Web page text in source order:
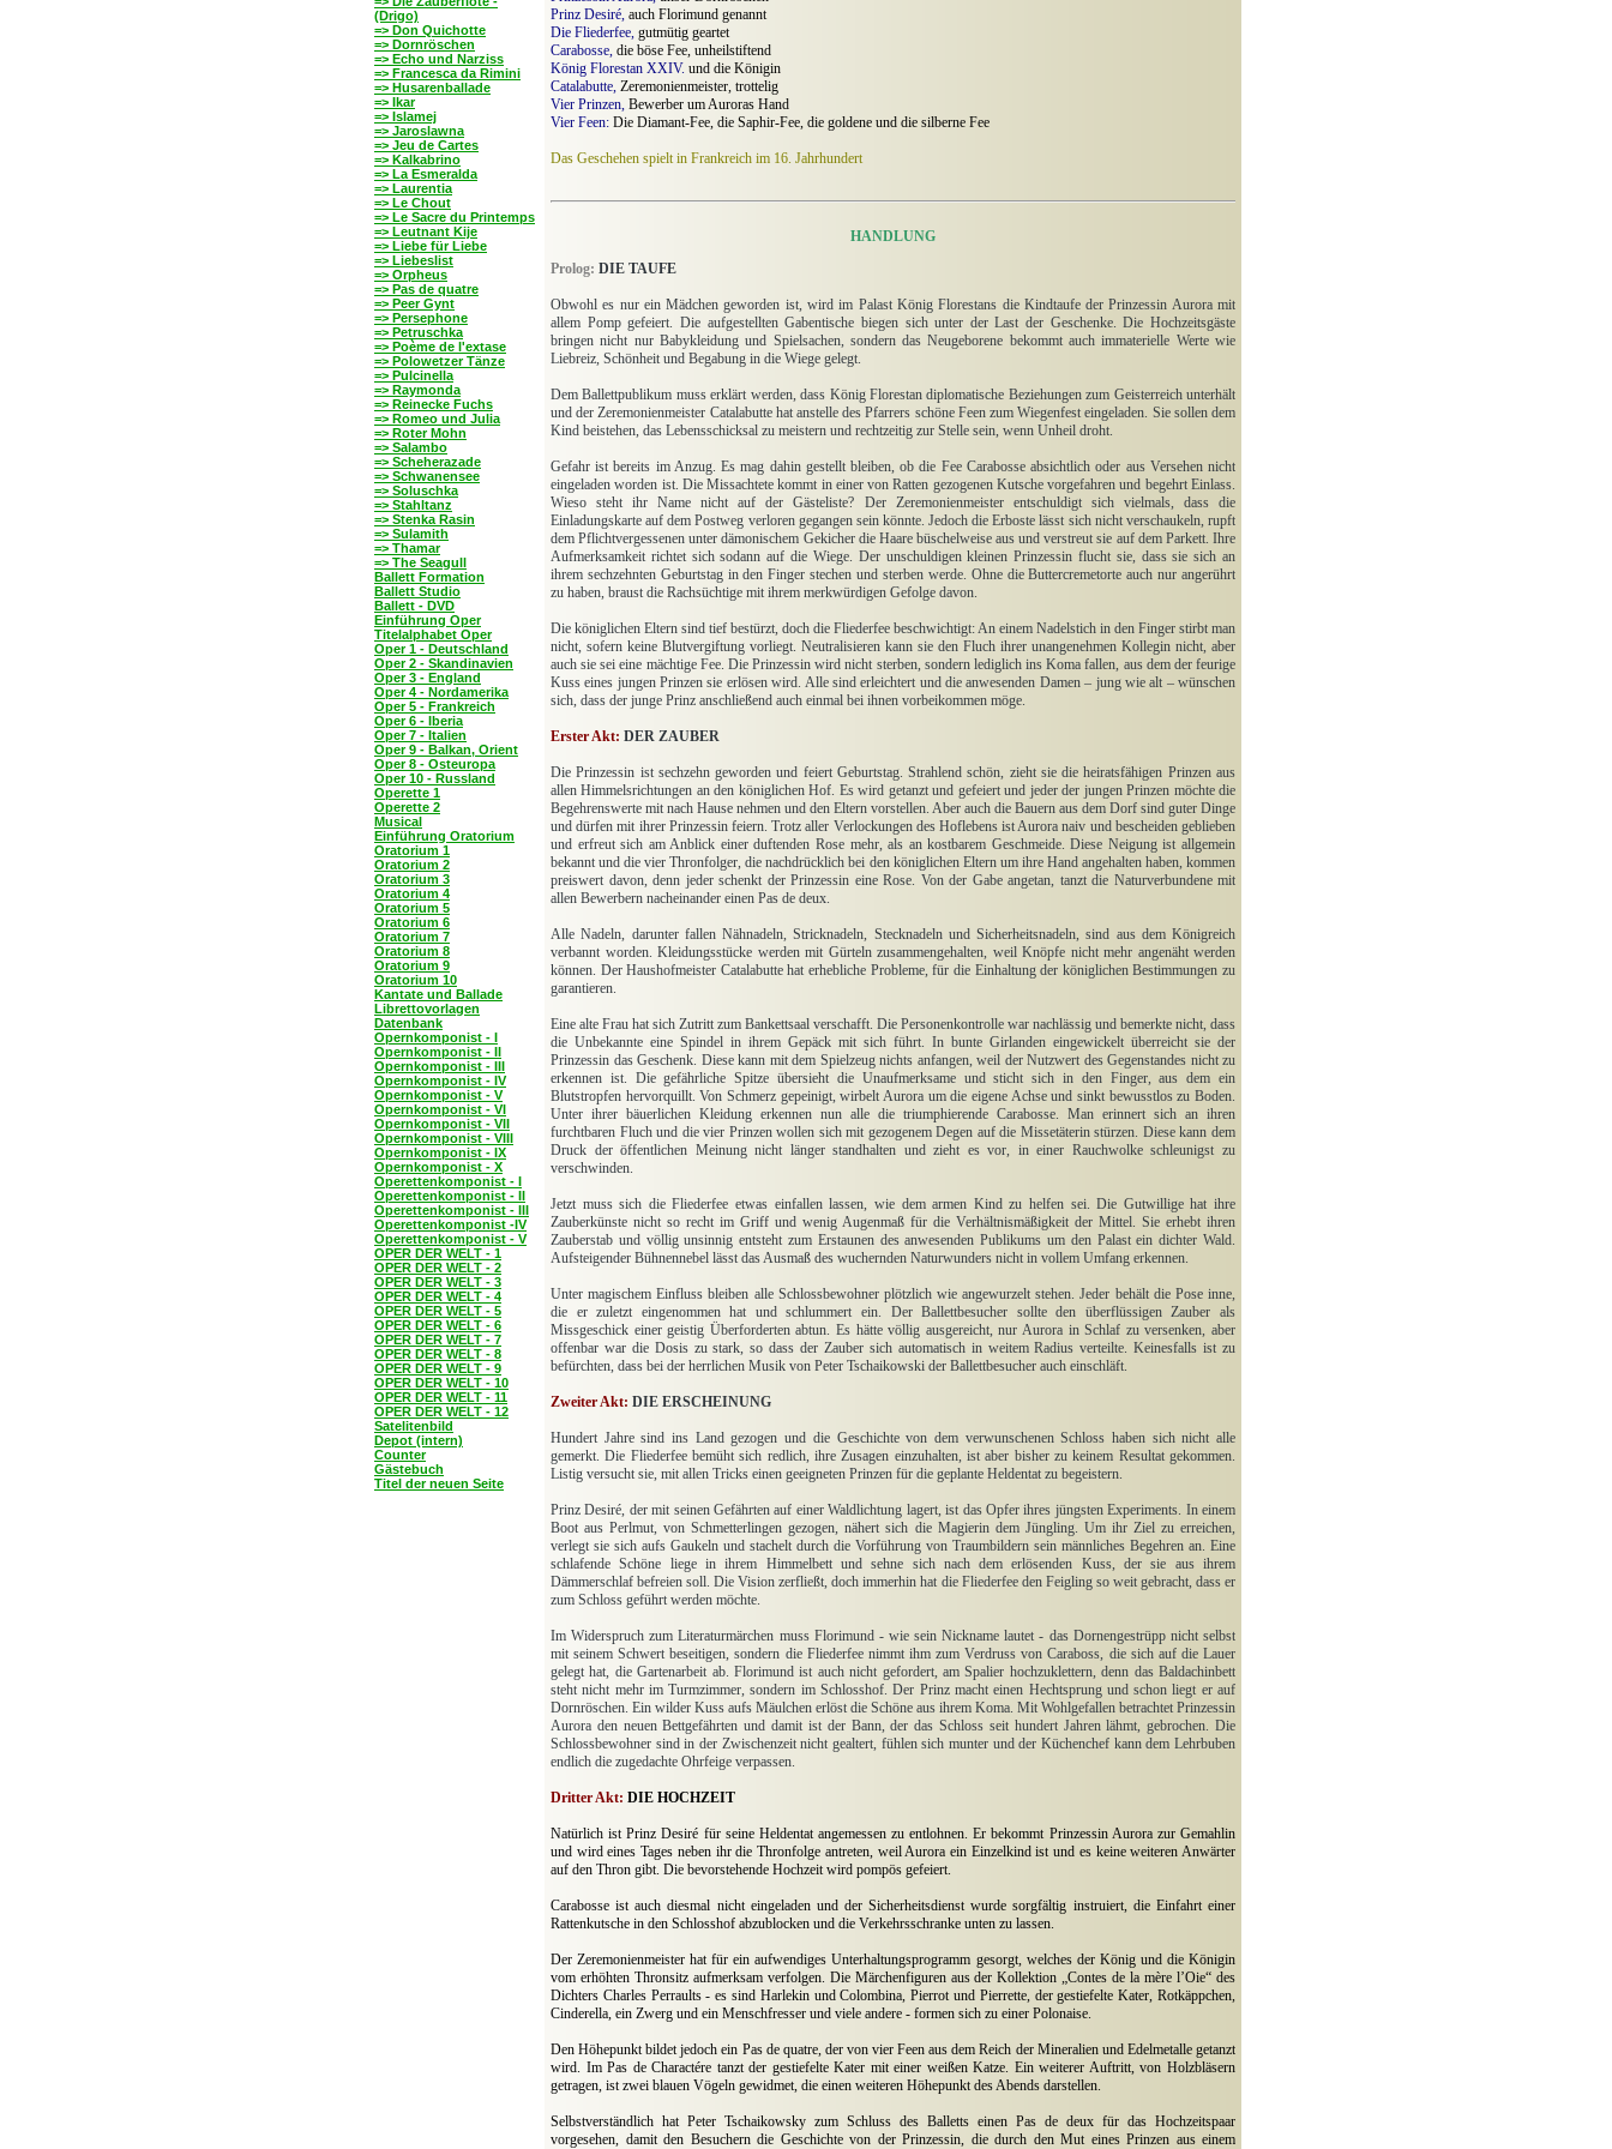
(Drigo)
=> Don Quichotte
=> Dornröschen
=> Echo und Narziss
=> Francesca da Rimini
=> Husarenballade
=> Ikar
=> Islamej
=> Jaroslawna
=> Jeu de Cartes
=> Kalkabrino
=> La Esmeralda
=> Laurentia
=> Le Chout
=> Le Sacre du Printemps
=> Leutnant Kije
=> Liebe für Liebe
=> Liebeslist
=> Orpheus
=> Pas de quatre
=> Peer Gynt
=> Persephone
=> Petruschka
=> Poème de l'extase
=> Polowetzer Tänze
=> Pulcinella
=> Raymonda
=> Reinecke Fuchs
=> Romeo und Julia
=> Roter Mohn
=> Salambo
=> Scheherazade
=> Schwanensee
=> Soluschka
=> Stahltanz
=> Stenka Rasin
=> Sulamith
=> Thamar
=> The Seagull
Ballett Formation
Ballett Studio
Ballett - DVD
Einführung Oper
Titelalphabet Oper
Oper 1 - Deutschland
Oper 2 - Skandinavien
Oper 3 - England
Oper 4 - Nordamerika
Oper 5 - Frankreich
Oper 6 - Iberia
Oper 7 - Italien
Oper 9 - Balkan, Orient
Oper 8 - Osteuropa
Oper 10 - Russland
Operette 1
Operette 2
Musical
Einführung Oratorium
Oratorium 1
Oratorium 2
Oratorium 3
Oratorium 4
Oratorium 5
Oratorium 6
Oratorium 7
Oratorium 8
Oratorium 9
Oratorium 10
Kantate und Ballade
Librettovorlagen
Datenbank
Opernkomponist - I
Opernkomponist - II
Opernkomponist - III
Opernkomponist - IV
Opernkomponist - V
Opernkomponist - VI
Opernkomponist - VII
Opernkomponist - VIII
Opernkomponist - IX
Opernkomponist - X
Operettenkomponist - I
Operettenkomponist - II
Operettenkomponist - III
Operettenkomponist -IV
Operettenkomponist - V
OPER DER WELT - 1
OPER DER WELT - 2
OPER DER WELT - 3
OPER DER WELT - 4
OPER DER WELT - 5
OPER DER WELT - 6
OPER DER WELT - 7
OPER DER WELT - 8
OPER DER WELT - 9
OPER DER WELT - 10
OPER DER WELT - 11
OPER DER WELT - 12
Satelitenbild
Depot (intern)
Counter
Gästebuch
Titel der neuen Seite
Prinz Desiré, auch Florimund genannt
Die Fliederfee, gutmütig geartet
Carabosse, die böse Fee, unheilstiftend
König Florestan XXIV. und die Königin
Catalabutte, Zeremonienmeister, trottelig
Vier Prinzen, Bewerber um Auroras Hand
Vier Feen: Die Diamant-Fee, die Saphir-Fee, die goldene und die silberne Fee
Das Geschehen spielt in Frankreich im 16. Jahrhundert
HANDLUNG
Prolog: DIE TAUFE
Obwohl es nur ein Mädchen geworden ist, wird im Palast König Florestans die Kindtaufe der Prinzessin Aurora mit
allem Pomp gefeiert. Die aufgestellten Gabentische biegen sich unter der Last der Geschenke. Die Hochzeitsgäste
bringen nicht nur Babykleidung und Spielsachen, sondern das Neugeborene bekommt auch immaterielle Werte wie
Liebreiz, Schönheit und Begabung in die Wiege gelegt.
Dem Ballettpublikum muss erklärt werden, dass König Florestan diplomatische Beziehungen zum Geisterreich unterhält
und der Zeremonienmeister Catalabutte hat anstelle des Pfarrers schöne Feen zum Wiegenfest eingeladen. Sie sollen dem
Kind beistehen, das Lebensschicksal zu meistern und rechtzeitig zur Stelle sein, wenn Unheil droht.
Gefahr ist bereits im Anzug. Es mag dahin gestellt bleiben, ob die Fee Carabosse absichtlich oder aus Versehen nicht
eingeladen worden ist. Die Missachtete kommt in einer von Ratten gezogenen Kutsche vorgefahren und begehrt Einlass.
Wieso steht ihr Name nicht auf der Gästeliste? Der Zeremonienmeister entschuldigt sich vielmals, dass die
Einladungskarte auf dem Postweg verloren gegangen sein könnte. Jedoch die Erboste lässt sich nicht verschaukeln, rupft
dem Pflichtvergessenen unter dämonischem Gekicher die Haare büschelweise aus und verstreut sie auf dem Parkett. Ihre
Aufmerksamkeit richtet sich sodann auf die Wiege. Der unschuldigen kleinen Prinzessin flucht sie, dass sie sich an
ihrem sechzehnten Geburtstag in den Finger stechen und sterben werde. Ohne die Buttercremetorte auch nur angerührt
zu haben, braust die Rachsüchtige mit ihrem merkwürdigen Gefolge davon.
Die königlichen Eltern sind tief bestürzt, doch die Fliederfee beschwichtigt: An einem Nadelstich in den Finger stirbt man
nicht, sofern keine Blutvergiftung vorliegt. Neutralisieren kann sie den Fluch ihrer unangenehmen Kollegin nicht, aber
auch sie sei eine mächtige Fee. Die Prinzessin wird nicht sterben, sondern lediglich ins Koma fallen, aus dem der feurige
Kuss eines jungen Prinzen sie erlösen wird. Alle sind erleichtert und die anwesenden Damen – jung wie alt – wünschen
sich, dass der junge Prinz anschließend auch einmal bei ihnen vorbeikommen möge.
Erster Akt: DER ZAUBER
Die Prinzessin ist sechzehn geworden und feiert Geburtstag. Strahlend schön, zieht sie die heiratsfähigen Prinzen aus
allen Himmelsrichtungen an den königlichen Hof. Es wird getanzt und gefeiert und jeder der jungen Prinzen möchte die
Begehrenswerte mit nach Hause nehmen und den Eltern vorstellen. Aber auch die Bauern aus dem Dorf sind guter Dinge
und dürfen mit ihrer Prinzessin feiern. Trotz aller Verlockungen des Hoflebens ist Aurora naiv und bescheiden geblieben
und erfreut sich am Anblick einer duftenden Rose mehr, als an kostbarem Geschmeide. Diese Neigung ist allgemein
bekannt und die vier Thronfolger, die nachdrücklich bei den königlichen Eltern um ihre Hand angehalten haben, kommen
preiswert davon, denn jeder schenkt der Prinzessin eine Rose. Von der Gabe angetan, tanzt die Naturverbundene mit
allen Bewerbern nacheinander einen Pas de deux.
Alle Nadeln, darunter fallen Nähnadeln, Stricknadeln, Stecknadeln und Sicherheitsnadeln, sind aus dem Königreich
verbannt worden. Kleidungsstücke werden mit Gürteln zusammengehalten, weil Knöpfe nicht mehr angenäht werden
können. Der Haushofmeister Catalabutte hat erhebliche Probleme, für die Einhaltung der königlichen Bestimmungen zu
garantieren.
Eine alte Frau hat sich Zutritt zum Bankettsaal verschafft. Die Personenkontrolle war nachlässig und bemerkte nicht, dass
die Unbekannte eine Spindel in ihrem Gepäck mit sich führt. In bunte Girlanden eingewickelt überreicht sie der
Prinzessin das Geschenk. Diese kann mit dem Spielzeug nichts anfangen, weil der Nutzwert des Gegenstandes nicht zu
erkennen ist. Die gefährliche Spitze übersieht die Unaufmerksame und sticht sich in den Finger, aus dem ein
Blutstropfen hervorquillt. Von Schmerz gepeinigt, wirbelt Aurora um die eigene Achse und sinkt bewusstlos zu Boden.
Unter ihrer bäuerlichen Kleidung erkennen nun alle die triumphierende Carabosse. Man erinnert sich an ihren
furchtbaren Fluch und die vier Prinzen wollen sich mit gezogenem Degen auf die Missetäterin stürzen. Diese kann dem
Druck der öffentlichen Meinung nicht länger standhalten und zieht es vor, in einer Rauchwolke schleunigst zu
verschwinden.
Jetzt muss sich die Fliederfee etwas einfallen lassen, wie dem armen Kind zu helfen sei. Die Gutwillige hat ihre
Zauberkünste nicht so recht im Griff und wenig Augenmaß für die Verhältnismäßigkeit der Mittel. Sie erhebt ihren
Zauberstab und völlig unsinnig entsteht zum Erstaunen des anwesenden Publikums um den Palast ein dichter Wald.
Aufsteigender Bühnennebel lässt das Ausmaß des wuchernden Naturwunders nicht in vollem Umfang erkennen.
Unter magischem Einfluss bleiben alle Schlossbewohner plötzlich wie angewurzelt stehen. Jeder behält die Pose inne,
die er zuletzt eingenommen hat und schlummert ein. Der Ballettbesucher sollte den überflüssigen Zauber als
Missgeschick einer geistig Überforderten abtun. Es hätte völlig ausgereicht, nur Aurora in Schlaf zu versenken, aber
offenbar war die Dosis zu stark, so dass der Zauber sich automatisch in weitem Radius verteilte. Keinesfalls ist zu
befürchten, dass bei der herrlichen Musik von Peter Tschaikowski der Ballettbesucher auch einschläft.
Zweiter Akt: DIE ERSCHEINUNG
Hundert Jahre sind ins Land gezogen und die Geschichte von dem verwunschenen Schloss haben sich nicht alle
gemerkt. Die Fliederfee bemüht sich redlich, ihre Zusagen einzuhalten, ist aber bisher zu keinem Resultat gekommen.
Listig versucht sie, mit allen Tricks einen geeigneten Prinzen für die geplante Heldentat zu begeistern.
Prinz Desiré, der mit seinen Gefährten auf einer Waldlichtung lagert, ist das Opfer ihres jüngsten Experiments. In einem
Boot aus Perlmut, von Schmetterlingen gezogen, nähert sich die Magierin dem Jüngling. Um ihr Ziel zu erreichen,
verlegt sie sich aufs Gaukeln und stachelt durch die Vorführung von Traumbildern sein männliches Begehren an. Eine
schlafende Schöne liege in ihrem Himmelbett und sehne sich nach dem erlösenden Kuss, der sie aus ihrem
Dämmerschlaf befreien soll. Die Vision zerfließt, doch immerhin hat die Fliederfee den Feigling so weit gebracht, dass er
zum Schloss geführt werden möchte.
Im Widerspruch zum Literaturmärchen muss Florimund - wie sein Nickname lautet - das Dornengestrüpp nicht selbst
mit seinem Schwert beseitigen, sondern die Fliederfee nimmt ihm zum Verdruss von Caraboss, die sich auf die Lauer
gelegt hat, die Gartenarbeit ab. Florimund ist auch nicht gefordert, am Spalier hochzuklettern, denn das Baldachinbett
steht nicht mehr im Turmzimmer, sondern im Schlosshof. Der Prinz macht einen Hechtsprung und schon liegt er auf
Dornröschen. Ein wilder Kuss aufs Mäulchen erlöst die Schöne aus ihrem Koma. Mit Wohlgefallen betrachtet Prinzessin
Aurora den neuen Bettgefährten und damit ist der Bann, der das Schloss seit hundert Jahren lähmt, gebrochen. Die
Schlossbewohner sind in der Zwischenzeit nicht gealtert, fühlen sich munter und der Küchenchef kann dem Lehrbuben
endlich die zugedachte Ohrfeige verpassen.
Dritter Akt: DIE HOCHZEIT
Natürlich ist Prinz Desiré für seine Heldentat angemessen zu entlohnen. Er bekommt Prinzessin Aurora zur Gemahlin
und wird eines Tages neben ihr die Thronfolge antreten, weil Aurora ein Einzelkind ist und es keine weiteren Anwärter
auf den Thron gibt. Die bevorstehende Hochzeit wird pompös gefeiert.
Carabosse ist auch diesmal nicht eingeladen und der Sicherheitsdienst wurde sorgfältig instruiert, die Einfahrt einer
Rattenkutsche in den Schlosshof abzublocken und die Verkehrsschranke unten zu lassen.
Der Zeremonienmeister hat für ein aufwendiges Unterhaltungsprogramm gesorgt, welches der König und die Königin
vom erhöhten Thronsitz aufmerksam verfolgen. Die Märchenfiguren aus der Kollektion „Contes de la mère l’Oie“ des
Dichters Charles Perraults - es sind Harlekin und Colombina, Pierrot und Pierrette, der gestiefelte Kater, Rotkäppchen,
Cinderella, ein Zwerg und ein Menschfresser und viele andere - formen sich zu einer Polonaise.
Den Höhepunkt bildet jedoch ein Pas de quatre, der von vier Feen aus dem Reich der Mineralien und Edelmetalle getanzt
wird. Im Pas de Charactére tanzt der gestiefelte Kater mit einer weißen Katze. Ein weiterer Auftritt, von Holzbläsern
getragen, ist zwei blauen Vögeln gewidmet, die einen weiteren Höhepunkt des Abends darstellen.
Selbstverständlich hat Peter Tschaikowsky zum Schluss des Balletts einen Pas de deux für das Hochzeitspaar
vorgesehen, damit den Besuchern die Geschichte von der Prinzessin, die durch den Mut eines Prinzen aus einem